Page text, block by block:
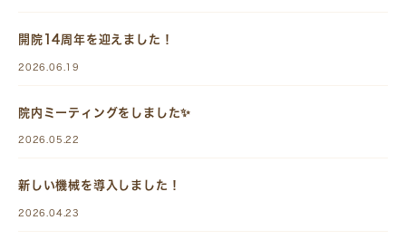
開院14周年を迎えました！
2026.06.19
院内ミーティングをしました✨
2026.05.22
新しい機械を導入しました！
2026.04.23